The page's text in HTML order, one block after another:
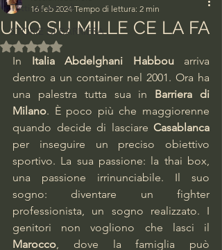
Tutti gli articoli
STORIE DI BARRIERA
UNO SU MILLE CE LA FA
16 feb 2024 Tempo di lettura: 2 min
Valutazione NaN stelle su 5.
In Italia Abdelghani Habbou arriva
dentro a un container nel 2001. Ora ha
una palestra tutta sua in Barriera di
Milano. È poco più che maggiorenne
quando decide di lasciare Casablanca
per inseguire un preciso obiettivo
sportivo. La sua passione: la thai box,
una passione irrinunciabile. Il suo
sogno: diventare un fighter
professionista, un sogno realizzato. I
Marocco, dove la famiglia può